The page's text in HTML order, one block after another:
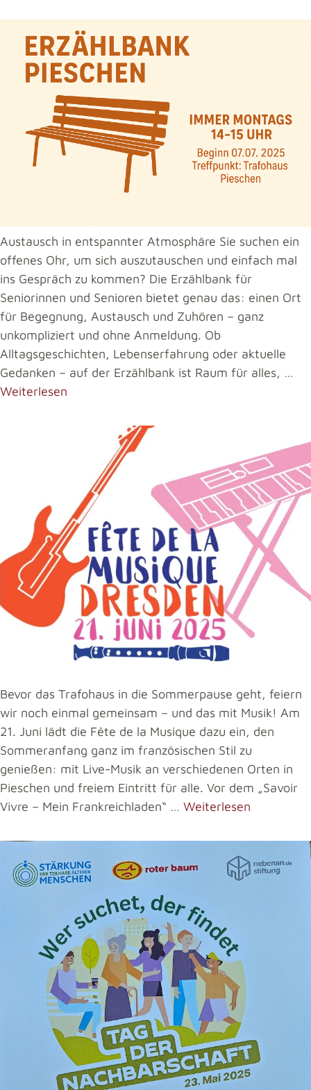
Austausch in entspannter Atmosphäre Sie suchen ein
offenes Ohr, um sich auszutauschen und einfach mal
ins Gespräch zu kommen? Die Erzählbank für
Seniorinnen und Senioren bietet genau das: einen Ort
für Begegnung, Austausch und Zuhören – ganz
unkompliziert und ohne Anmeldung. Ob
Alltagsgeschichten, Lebenserfahrung oder aktuelle
Gedanken – auf der Erzählbank ist Raum für alles, …
Weiterlesen
Bevor das Trafohaus in die Sommerpause geht, feiern
wir noch einmal gemeinsam – und das mit Musik! Am
21. Juni lädt die Fête de la Musique dazu ein, den
Sommeranfang ganz im französischen Stil zu
genießen: mit Live-Musik an verschiedenen Orten in
Pieschen und freiem Eintritt für alle. Vor dem „Savoir
Vivre – Mein Frankreichladen“ … Weiterlesen